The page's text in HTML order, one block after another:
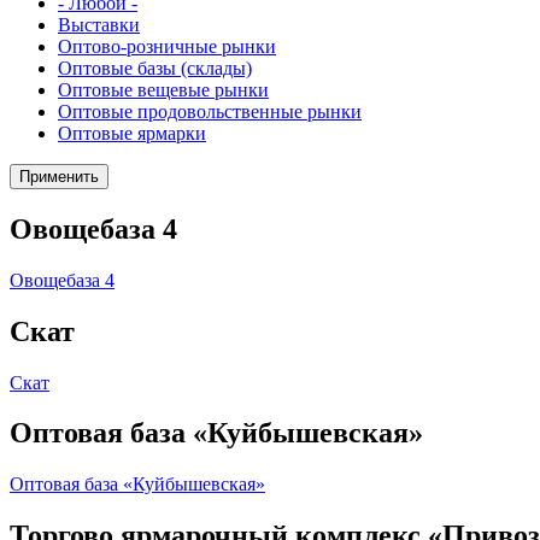
Выставки
Оптово-розничные рынки
Оптовые базы (склады)
Оптовые вещевые рынки
Оптовые продовольственные рынки
Оптовые ярмарки
Применить
Овощебаза 4
Овощебаза 4
Скат
Скат
Оптовая база «Куйбышевская»
Оптовая база «Куйбышевская»